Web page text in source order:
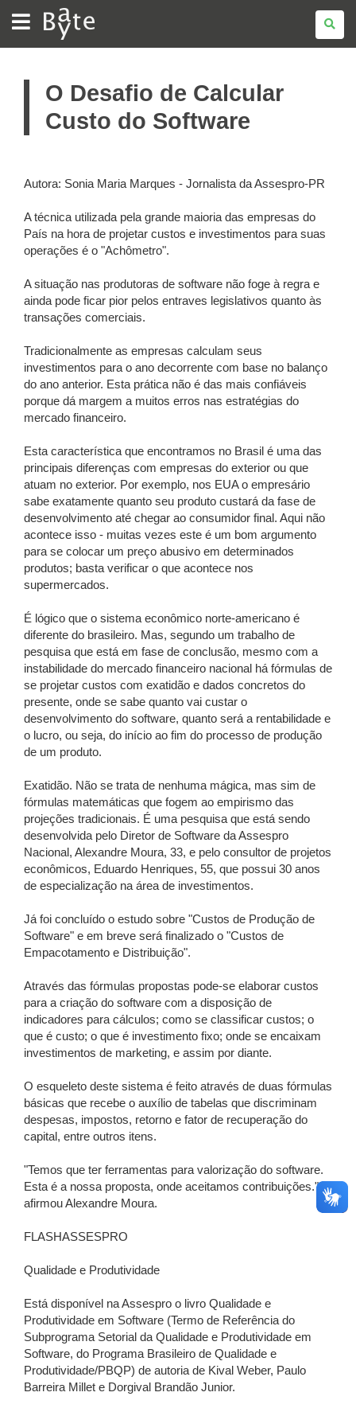
BATE
BYTE
O Desafio de Calcular
Custo do Software
Autora: Sonia Maria Marques - Jornalista da Assespro-PR
A técnica utilizada pela grande maioria das empresas do
País na hora de projetar custos e investimentos para suas
operações é o "Achômetro".
A situação nas produtoras de software não foge à regra e
ainda pode ficar pior pelos entraves legislativos quanto às
transações comerciais.
Tradicionalmente as empresas calculam seus
investimentos para o ano decorrente com base no balanço
do ano anterior. Esta prática não é das mais confiáveis
porque dá margem a muitos erros nas estratégias do
mercado financeiro.
Esta característica que encontramos no Brasil é uma das
principais diferenças com empresas do exterior ou que
atuam no exterior. Por exemplo, nos EUA o empresário
sabe exatamente quanto seu produto custará da fase de
desenvolvimento até chegar ao consumidor final. Aqui não
acontece isso - muitas vezes este é um bom argumento
para se colocar um preço abusivo em determinados
produtos; basta verificar o que acontece nos
supermercados.
É lógico que o sistema econômico norte-americano é
diferente do brasileiro. Mas, segundo um trabalho de
pesquisa que está em fase de conclusão, mesmo com a
instabilidade do mercado financeiro nacional há fórmulas de
se projetar custos com exatidão e dados concretos do
presente, onde se sabe quanto vai custar o
desenvolvimento do software, quanto será a rentabilidade e
o lucro, ou seja, do início ao fim do processo de produção
de um produto.
Exatidão. Não se trata de nenhuma mágica, mas sim de
fórmulas matemáticas que fogem ao empirismo das
projeções tradicionais. É uma pesquisa que está sendo
desenvolvida pelo Diretor de Software da Assespro
Nacional, Alexandre Moura, 33, e pelo consultor de projetos
econômicos, Eduardo Henriques, 55, que possui 30 anos
de especialização na área de investimentos.
Já foi concluído o estudo sobre "Custos de Produção de
Software" e em breve será finalizado o "Custos de
Empacotamento e Distribuição".
Através das fórmulas propostas pode-se elaborar custos
para a criação do software com a disposição de
indicadores para cálculos; como se classificar custos; o
que é custo; o que é investimento fixo; onde se encaixam
investimentos de marketing, e assim por diante.
O esqueleto deste sistema é feito através de duas fórmulas
básicas que recebe o auxílio de tabelas que discriminam
despesas, impostos, retorno e fator de recuperação do
capital, entre outros itens.
"Temos que ter ferramentas para valorização do software.
Esta é a nossa proposta, onde aceitamos contribuições.",
afirmou Alexandre Moura.
FLASHASSESPRO
Qualidade e Produtividade
Está disponível na Assespro o livro Qualidade e
Produtividade em Software (Termo de Referência do
Subprograma Setorial da Qualidade e Produtividade em
Software, do Programa Brasileiro de Qualidade e
Produtividade/PBQP) de autoria de Kival Weber, Paulo
Barreira Millet e Dorgival Brandão Junior.